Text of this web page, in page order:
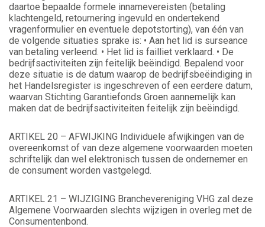
daartoe bepaalde formele innamevereisten (betaling
klachtengeld, retournering ingevuld en ondertekend
vragenformulier en eventuele depotstorting), van één van
de volgende situaties sprake is: • Aan het lid is surseance
van betaling verleend. • Het lid is failliet verklaard. • De
bedrijfsactiviteiten zijn feitelijk beëindigd. Bepalend voor
deze situatie is de datum waarop de bedrijfsbeëindiging in
het Handelsregister is ingeschreven of een eerdere datum,
waarvan Stichting Garantiefonds Groen aannemelijk kan
maken dat de bedrijfsactiviteiten feitelijk zijn beëindigd.
ARTIKEL 20 – AFWIJKING Individuele afwijkingen van de
overeenkomst of van deze algemene voorwaarden moeten
schriftelijk dan wel elektronisch tussen de ondernemer en
de consument worden vastgelegd.
ARTIKEL 21 – WIJZIGING Branchevereniging VHG zal deze
Algemene Voorwaarden slechts wijzigen in overleg met de
Consumentenbond.